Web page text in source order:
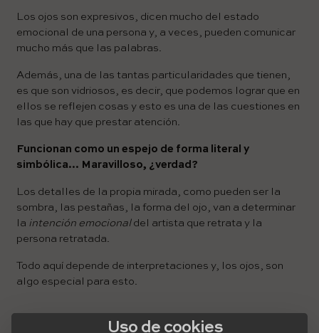
Los ojos son expresivos, dicen mucho del estado
emocional de una persona y, a veces, pueden comunicar
mucho más que las palabras.
Además, una de las tantas particularidades que tienen,
es que son vidriosos, es decir, que podemos lograr que en
ellos se reflejen cosas y esto es una de las cuestiones en
las que hay que prestar atención.
Funcionan como un espejo de forma literal y
simbólica… Maravilloso, ¿verdad?
Los detalles de la propia mirada, como pueden ser la
sombra, las pestañas, la forma del ojo, van a determinar
la intención emocionaldel artista que retrata y la
persona retratada.
Todo aquí depende de interpretaciones y, los ojos, son
algo especial para esto.
Uso de cookies